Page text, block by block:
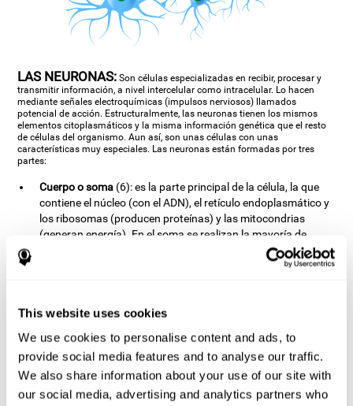
This website uses cookies
We use cookies to personalise content and ads, to
provide social media features and to analyse our traffic.
We also share information about your use of our site with
our social media, advertising and analytics partners who
LAS NEURONAS: Son células especializadas en recibir, procesar y
transmitir información, a nivel intercelular como intracelular. Lo hacen
mediante señales electroquímicas (impulsos nerviosos) llamados
potencial de acción. Estructuralmente, las neuronas tienen los mismos
elementos citoplasmáticos y la misma información genética que el resto
de células del organismo. Aun así, son unas células con unas
características muy especiales. Las neuronas están formadas por tres
partes:
Cuerpo o soma (6): es la parte principal de la célula, la que
contiene el núcleo (con el ADN), el retículo endoplasmático y
los ribosomas (producen proteínas) y las mitocondrias
(generan energía). En el soma se realizan la mayoría de
funciones metabólicas de la célula. Por tanto, el soma es
imprescindible para la supervivencia de la célula neuronal.
botones terminales (2) que son los puntos donde se produce
la sinapsis (5), es decir, la transmisión de información de una
neurona (elemento pre-sináptico) a otra (elemento post-
sináptico). La longitud de los axones puede variar mucho de
una neurona a otra: los hay desde muy cortos (de menos de
1mm), hasta los más largos (de más de un metro, que suelen